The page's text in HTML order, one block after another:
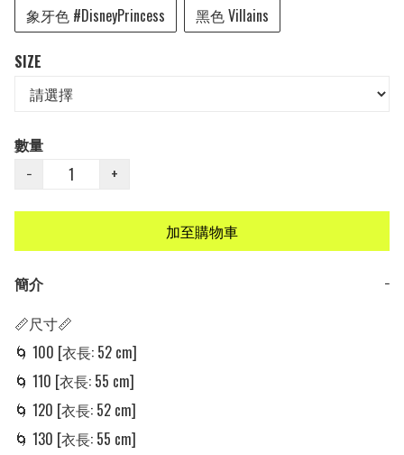
象牙色 #DisneyPrincess
黑色 Villains
SIZE
數量
−
+
加至購物車
簡介
−
📏尺寸📏
🌀 100 [衣長: 52 cm]
🌀 110 [衣長: 55 cm]
🌀 120 [衣長: 52 cm]
🌀 130 [衣長: 55 cm]